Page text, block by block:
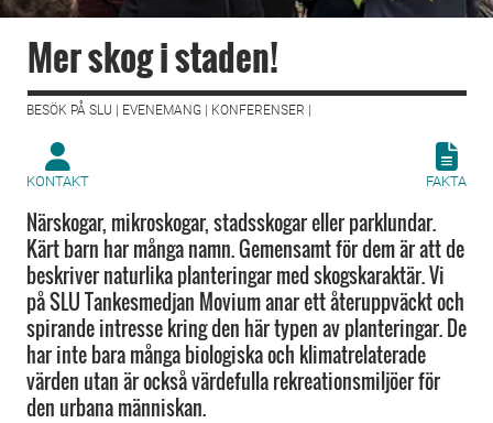
Mer skog i staden!
BESÖK PÅ SLU | EVENEMANG | KONFERENSER |
KONTAKT FAKTA
Närskogar, mikroskogar, stadsskogar eller parklundar.
Kärt barn har många namn. Gemensamt för dem är att de
beskriver naturlika planteringar med skogskaraktär. Vi
på SLU Tankesmedjan Movium anar ett återuppväckt och
spirande intresse kring den här typen av planteringar. De
har inte bara många biologiska och klimatrelaterade
värden utan är också värdefulla rekreationsmiljöer för
den urbana människan.